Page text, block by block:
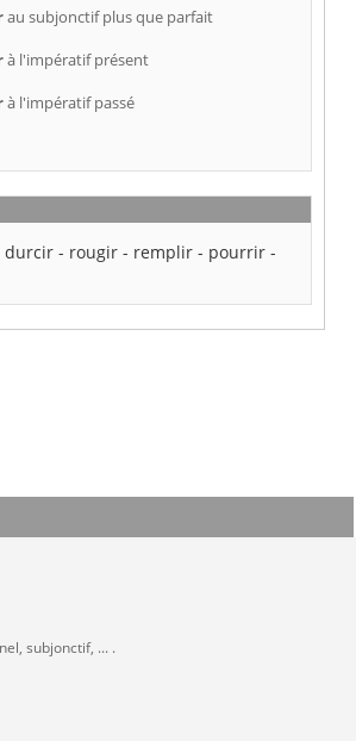
au subjonctif plus que parfait
à l'impératif présent
à l'impératif passé
durcir - rougir - remplir - pourrir -
subjonctif, ... .